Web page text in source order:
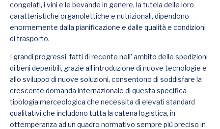
congelati, i vini e le bevande in genere, la tutela delle loro
caratteristiche organolettiche e nutrizionali, dipendono
enormemente dalla pianificazione e dalle qualità e condizioni
di trasporto.
I grandi progressi fatti di recente nell’ ambito delle spedizioni
di beni deperibili, grazie all’introduzione di nuove tecnologie e
allo sviluppo di nuove soluzioni, consentono di soddisfare la
crescente domanda internazionale di questa specifica
tipologia merceologica che necessita di elevati standard
qualitativi che includono tutta la catena logistica, in
ottemperanza ad un quadro normativo sempre più preciso in